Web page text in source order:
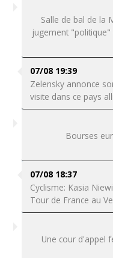
Salle de bal de la
jugement
07/08 19:39
Zelensky annonce
visite dans ce pays
Bourses
07/08 18:37
Cyclisme: Kasia
Tour de France au
Une cour d'appel